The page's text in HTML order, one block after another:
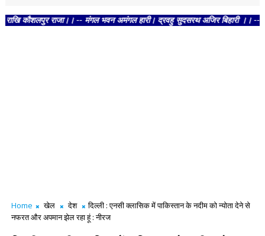
राजा।। -- मंगल भवन अमंगल हारी। द्रवहु सुदसरथ अजिर बिहारी ।। -- सब नर
Home खेल देश
दिल्ली : एनसी क्लासिक में पाकिस्तान के नदीम को न्योता देने से
नफरत और अपमान झेल रहा हूं : नीरज